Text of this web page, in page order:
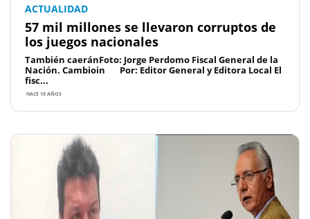
ACTUALIDAD
57 mil millones se llevaron corruptos de
los juegos nacionales
También caeránFoto: Jorge Perdomo Fiscal General de la
Nación. Cambioin Por: Editor General y Editora Local El
fisc...
HACE 10 AÑOS